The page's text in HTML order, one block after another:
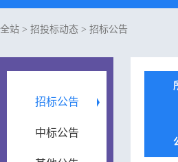
全站 > 招投标动态 > 招标公告
招标公告
中标公告